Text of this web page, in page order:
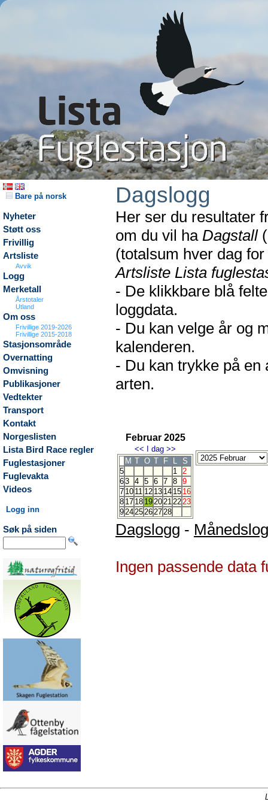
Bare på norsk
Nyheter
Støtt oss
Frivillig
Artsliste
Avvik
Logg
Merketall
Årstotaler
Utland
Om oss
Frivillige 2019-2026
Frivillige 2015-2018
Stasjonsområde
Overnatting
Omvisning
Publikasjoner
Vedtekter
Transport
Kontakt
Norgeslisten
Lista Bird Race regler
Fuglestasjoner
Fuglevakta
Videos
Logg inn
Søk på siden
Dagslogg
Her ser du resultater
om du vil ha Dagstall
(totalsum hver dag
Artsliste Lista
- De klikkbare blå
loggdata.
- Du kan velge år og
kalenderen.
- Du kan trykke på en
arten.
Februar 2025
<< I dag >>
M T O T F L
S
5
1 2
63 4 5 6 7 8 9
7 10 11 12 13 14 15 16
8 17 18 1920212223
92425262728
Dagslogg -
Ingen passende data